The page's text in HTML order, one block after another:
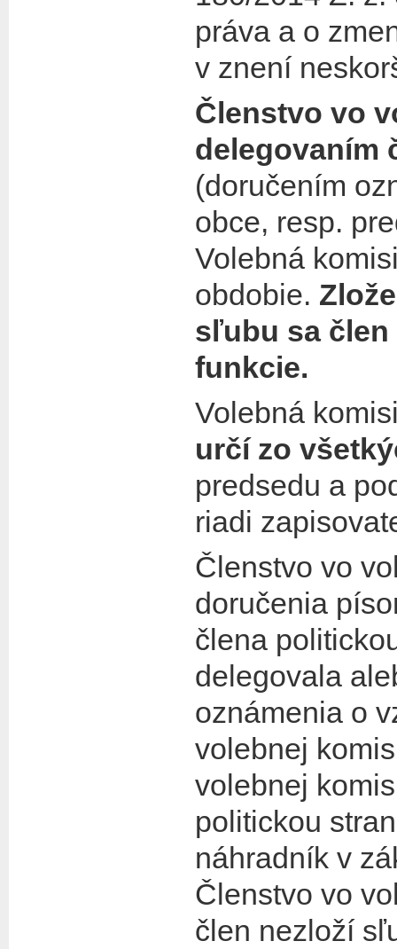
práva a o
v znení
Členstvo vo
delegovaním
(doručením
obce, resp.
Volebná
obdobie.
sľubu sa
funkcie.
Volebná
určí zo
predsedu a
riadi
Členstvo vo
doručenia
člena
delegovala
oznámenia o
volebnej
volebnej
politickou
náhradník v
Členstvo vo
člen nezloží